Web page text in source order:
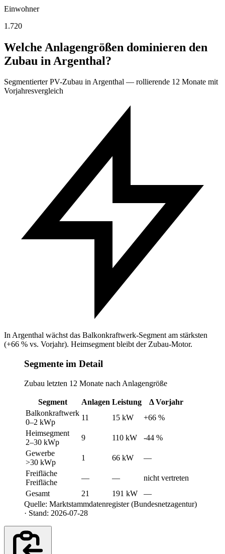
Einwohner
1.720
Welche Anlagengrößen dominieren den
Zubau in Argenthal?
Segmentierter PV-Zubau in Argenthal — rollierende 12 Monate mit
Vorjahresvergleich
In Argenthal wächst das Balkonkraftwerk-Segment am stärksten
(+66 % vs. Vorjahr). Heimsegment bleibt der Zubau-Motor.
Segmente im Detail
Zubau letzten 12 Monate nach Anlagengröße
Segment Anlagen Leistung
Δ Vorjahr
Balkonkraftwerk
0–2 kWp
11 15 kW
+66 %
Heimsegment
2–30 kWp
9 110 kW
-44 %
Gewerbe
>30 kWp
1 66 kW
—
Freifläche
Freifläche
— —
nicht vertreten
Gesamt
21 191 kW
—
Quelle: Marktstammdatenregister (Bundesnetzagentur)
· Stand: 2026-07-28